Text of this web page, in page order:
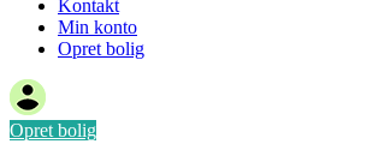
Kontakt
Min konto
Opret bolig
Opret bolig